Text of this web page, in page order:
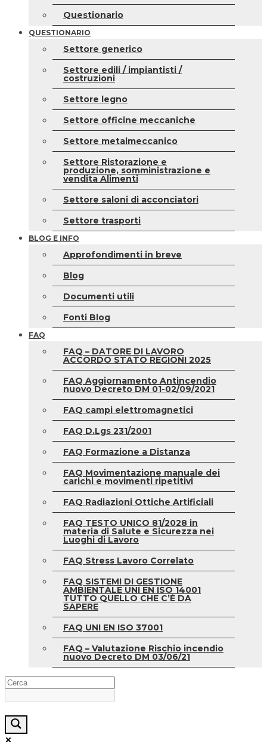
Questionario
QUESTIONARIO
Settore generico
Settore edili / impiantisti /
costruzioni
Settore legno
Settore officine meccaniche
Settore metalmeccanico
Settore Ristorazione e
produzione, somministrazione e
vendita Alimenti
Settore saloni di acconciatori
Settore trasporti
BLOG E INFO
Approfondimenti in breve
Blog
Documenti utili
Fonti Blog
FAQ
FAQ – DATORE DI LAVORO
ACCORDO STATO REGIONI 2025
FAQ Aggiornamento Antincendio
nuovo Decreto DM 01-02/09/2021
FAQ campi elettromagnetici
FAQ D.Lgs 231/2001
FAQ Formazione a Distanza
FAQ Movimentazione manuale dei
carichi e movimenti ripetitivi
FAQ Radiazioni Ottiche Artificiali
FAQ TESTO UNICO 81/2028 in
materia di Salute e Sicurezza nei
Luoghi di Lavoro
FAQ Stress Lavoro Correlato
FAQ SISTEMI DI GESTIONE
AMBIENTALE UNI EN ISO 14001
TUTTO QUELLO CHE C’È DA
SAPERE
FAQ UNI EN ISO 37001
FAQ – Valutazione Rischio incendio
nuovo Decreto DM 03/06/21